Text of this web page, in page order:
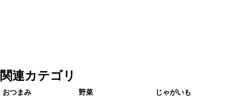
関連カテゴリ
おつまみ 野菜 じゃがいも